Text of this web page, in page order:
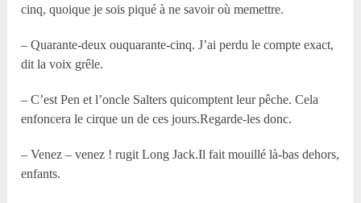
cinq, quoique je sois piqué à ne savoir où memettre.
– Quarante-deux ouquarante-cinq. J’ai perdu le compte exact,
dit la voix grêle.
– C’est Pen et l’oncle Salters quicomptent leur pêche. Cela
enfoncera le cirque un de ces jours.Regarde-les donc.
– Venez – venez ! rugit Long Jack.Il fait mouillé là-bas dehors,
enfants.